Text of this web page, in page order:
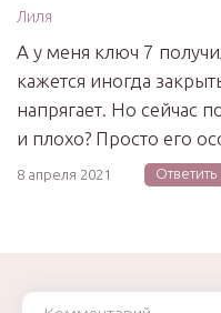
Лиля
А у меня ключ 7
кажется иногда
напрягает. Но сейчас
и плохо? Просто его
8 апреля 2021 Ответить
Комментарий